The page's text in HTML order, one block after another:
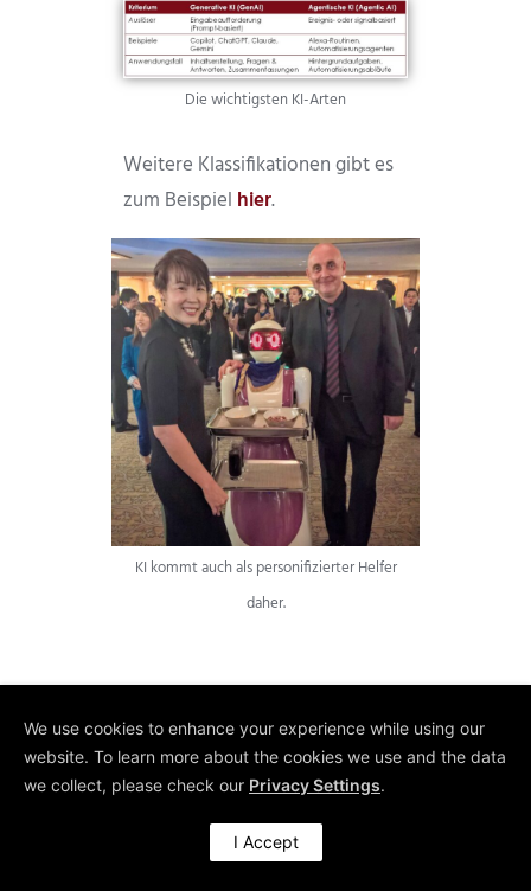
Die wichtigsten KI-Arten
Weitere Klassifikationen gibt es
zum Beispiel hier.
KI kommt auch als personifizierter Helfer
daher.
Generative KI
Der meist zuverlässige
Helfer zu Hause und im
We use cookies to enhance your experience while using our
website. To learn more about the cookies we use and the data
we collect, please check our Privacy Settings.
I Accept